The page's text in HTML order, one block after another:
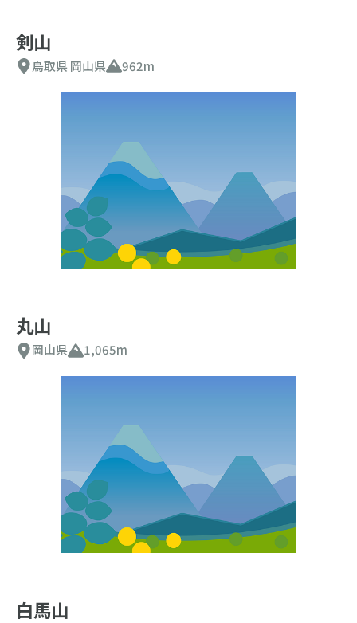
剣山
鳥取県 岡山県 962m
丸山
岡山県 1,065m
白馬山